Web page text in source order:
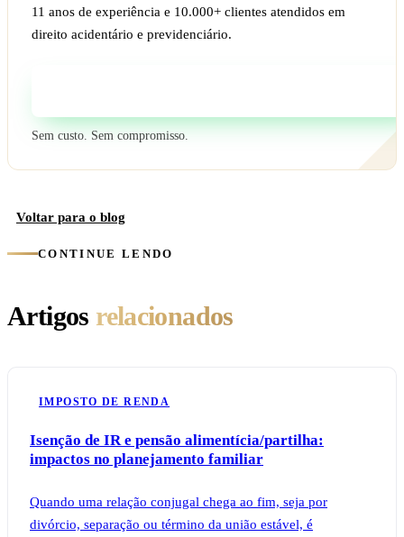
11 anos de experiência e 10.000+ clientes atendidos em
direito acidentário e previdenciário.
Sem custo. Sem compromisso.
Voltar para o blog
CONTINUE LENDO
Artigos relacionados
IMPOSTO DE RENDA
Isenção de IR e pensão alimentícia/partilha:
impactos no planejamento familiar
Quando uma relação conjugal chega ao fim, seja por
divórcio, separação ou término da união estável, é